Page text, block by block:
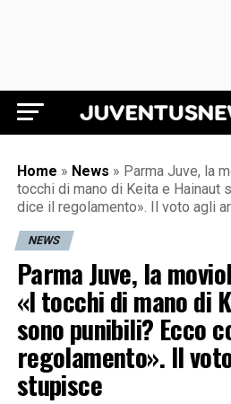
Juventus
Home » News » Parma Juve, la
tocchi di mano di Keita e Hainaut
dice il regolamento». Il voto agli
NEWS
Parma Juve, la
«I tocchi di mano di
sono punibili? Ecco
regolamento». Il
stupisce